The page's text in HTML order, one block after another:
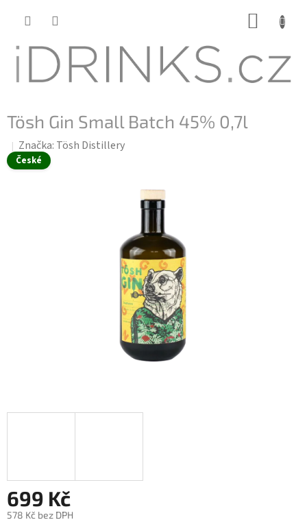
Tösh Gin Small Batch 45% 0,7l
České
Značka: Tösh Distillery
699 Kč
578 Kč bez DPH